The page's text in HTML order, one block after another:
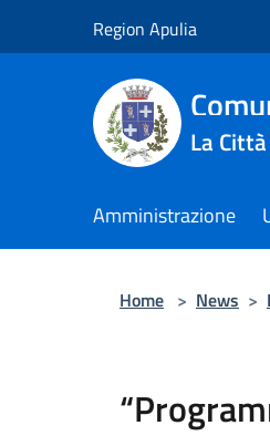
Region Apulia
La
Amministrazione
Home > News >